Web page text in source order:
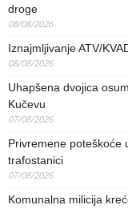
droge
08/08/2026
Iznajmljivanje ATV/
08/08/2026
Uhapšena dvojica
Kučevu
07/08/2026
Privremene poteškoće
trafostanici
07/08/2026
Komunalna milicija